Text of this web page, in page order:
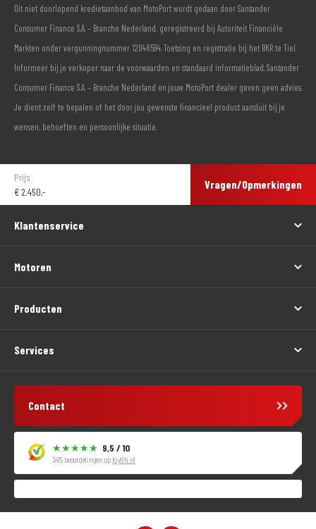
Dit niet doorlopend kredietaanbod van MotoPort wordt gedaan door Santander
Consumer Finance S.A. – Branche Nederland, geregistreerd bij Autoriteit Financiële
Markten onder vergunningnummer 12048594. Toetsing en registratie bij het BKR te Tiel.
Informeer bij je verkoper naar de voorwaarden en standaard informatieblad. Santander
Consumer Finance S.A. – Branche Nederland en jouw MotoPort dealer geven geen advies.
Je dient zelf te bepalen of het door jou gewenste financieel product aansluit bij je
wensen, behoeften en persoonlijke situatie.
Prijs
€ 2.450,-
Vragen/Opmerkingen
Klantenservice
Motoren
Producten
Services
Contact
9,5 / 10
3415 beoordelingen op KiyOh.nl